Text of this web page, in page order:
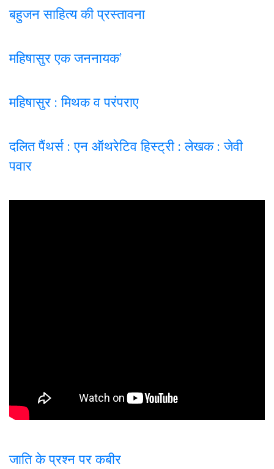
बहुजन साहित्य की प्रस्तावना
महिषासुर एक जननायक’
महिषासुर : मिथक व परंपराए
दलित पैंथर्स : एन ऑथरेटिव हिस्ट्री : लेखक : जेवी
पवार
जाति के प्रश्न पर कबीर